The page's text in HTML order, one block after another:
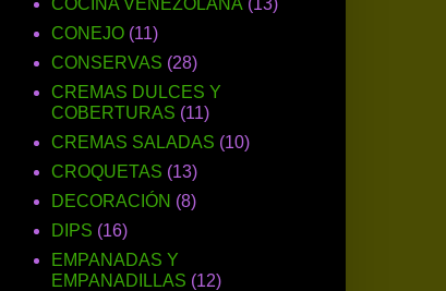
COCINA VENEZOLANA (13)
CONEJO (11)
CONSERVAS (28)
CREMAS DULCES Y
COBERTURAS (11)
CREMAS SALADAS (10)
CROQUETAS (13)
DECORACIÓN (8)
DIPS (16)
EMPANADAS Y
EMPANADILLAS (12)